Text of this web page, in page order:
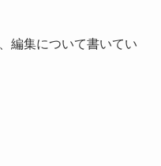
編集について書いてい